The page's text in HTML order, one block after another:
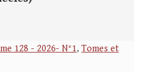
128 - 2026- N°1, Tomes et